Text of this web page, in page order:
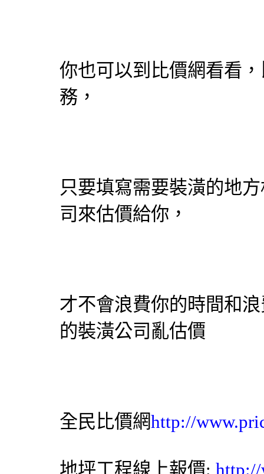
你也可以到比價網看看
務，
只要填寫需要裝潢的地
司來估價給你，
才不會浪費你的時間和
的裝潢公司 亂估價
全民比價網http://
地坪工程線上報價: http://